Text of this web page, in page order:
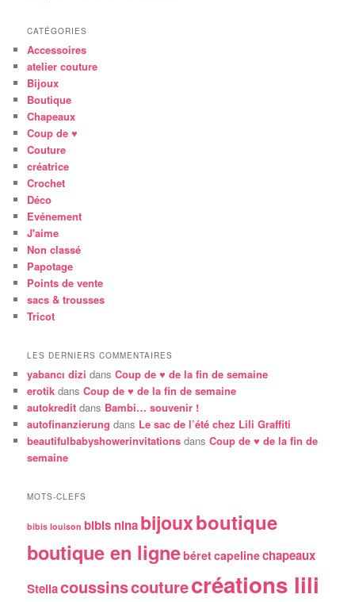
CATÉGORIES
Accessoires
atelier couture
Bijoux
Boutique
Chapeaux
Coup de ♥
Couture
créatrice
Crochet
Déco
Evénement
J'aime
Non classé
Papotage
Points de vente
sacs & trousses
Tricot
LES DERNIERS COMMENTAIRES
yabancı dizi dansCoup de ♥ de la fin de semaine
erotik dansCoup de ♥ de la fin de semaine
autokredit dans Bambi… souvenir !
autofinanzierung dans Le sac de l’été chez Lili Graffiti
beautifulbabyshowerinvitations dansCoup de ♥ de la fin de
semaine
MOTS-CLEFS
bibis louison bibis ninabijouxboutique
boutique en lignebéretcapelinechapeaux
Stellacoussinscouturecréations lili